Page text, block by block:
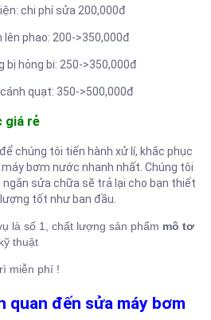
chi phí sửa 200,000đ
phao: 200->350,000đ
bị hỏng bi: 250->350,000đ
quạt: 350->500,000đ
giá rẻ
chúng tôi tiến hành xử lí, khắc phục
bơm nước nhanh nhất. Chúng tôi
sửa chữa sẽ trả lại cho bạn thiết
tốt như ban đầu.
là số 1, chất lượng sản phẩm mô tơ
thuật
miễn phí !
quan đến sửa máy bơm